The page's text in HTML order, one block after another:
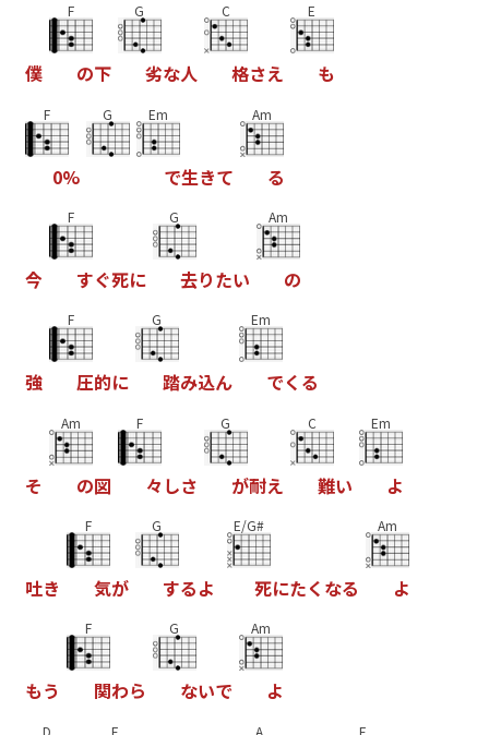
僕
F
の下
G
劣な人
C
格さえ
E
も
F
0%
G Em
で生きて
Am
る
今
F
すぐ死に
G
去りたい
Am
の
強
F
圧的に
G
踏み込ん
Em
でく る
そ
Am
の図
F
々 しさ
G
が耐え
C
難い
Em
よ
吐き
F
気が
G
するよ
E/G#
死にたく なる
Am
よ
もう
F
関わら
G
ないで
Am
よ
D E A E